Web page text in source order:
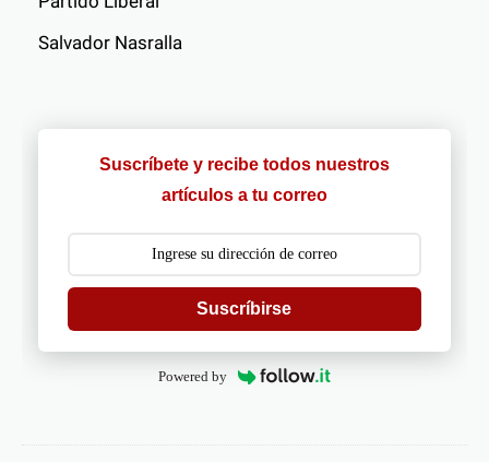
Salvador Nasralla
Suscríbete y recibe todos nuestros
artículos a tu correo
Suscríbirse
Powered by